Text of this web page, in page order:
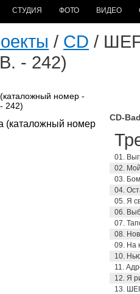
СТУДИЯ ФОТО ВИДЕО
/ CD /
- 242)
номер -
242)
CD-
01.
02.
03.
04.
05. Я
06.
07.
08.
09. На
10.
11.
12. Я
13.